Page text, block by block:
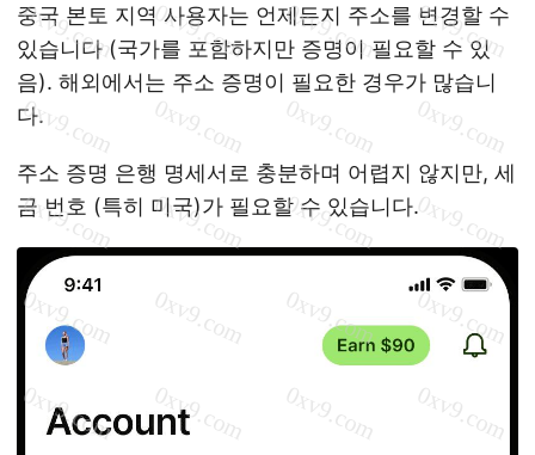
중국 본토 지역 사용자는 언제든지 주소를 변경할 수
있습니다 (국가를 포함하지만 증명이 필요할 수 있
음). 해외에서는 주소 증명이 필요한 경우가 많습니
다.
주소 증명 은행 명세서로 충분하며 어렵지 않지만, 세
금 번호 (특히 미국)가 필요할 수 있습니다.